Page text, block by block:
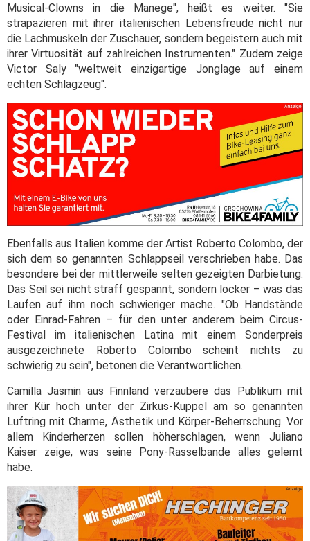
Musical-Clowns in die Manege", heißt es weiter. "Sie
strapazieren mit ihrer italienischen Lebensfreude nicht nur
die Lachmuskeln der Zuschauer, sondern begeistern auch mit
ihrer Virtuosität auf zahlreichen Instrumenten." Zudem zeige
Victor Saly "weltweit einzigartige Jonglage auf einem
echten Schlagzeug".
Ebenfalls aus Italien komme der Artist Roberto Colombo, der
sich dem so genannten Schlappseil verschrieben habe. Das
besondere bei der mittlerweile selten gezeigten Darbietung:
Das Seil sei nicht straff gespannt, sondern locker – was das
Laufen auf ihm noch schwieriger mache. "Ob Handstände
oder Einrad-Fahren – für den unter anderem beim Circus-
Festival im italienischen Latina mit einem Sonderpreis
ausgezeichnete Roberto Colombo scheint nichts zu
schwierig zu sein", betonen die Verantwortlichen.
Camilla Jasmin aus Finnland verzaubere das Publikum mit
ihrer Kür hoch unter der Zirkus-Kuppel am so genannten
Luftring mit Charme, Ästhetik und Körper-Beherrschung. Vor
allem Kinderherzen sollen höherschlagen, wenn Juliano
Kaiser zeige, was seine Pony-Rasselbande alles gelernt
habe.